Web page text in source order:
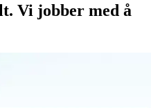
Vi jobber med å